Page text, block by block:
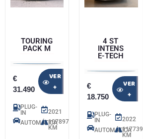
TOURING
PACK M
€
31.490
VER
+
PLUG-
IN
AUTOMÁTICA
2021
107897
KM
4 ST
INTENS
E-TECH
€
18.750
VER
+
PLUG-
IN
AUTOMÁTICA
2022
117739
KM